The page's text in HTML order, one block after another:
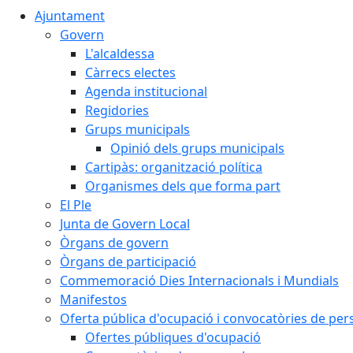
Ajuntament
Govern
L'alcaldessa
Càrrecs electes
Agenda institucional
Regidories
Grups municipals
Opinió dels grups municipals
Cartipàs: organització política
Organismes dels que forma part
El Ple
Junta de Govern Local
Òrgans de govern
Òrgans de participació
Commemoració Dies Internacionals i Mundials
Manifestos
Oferta pública d'ocupació i convocatòries de
Ofertes públiques d'ocupació